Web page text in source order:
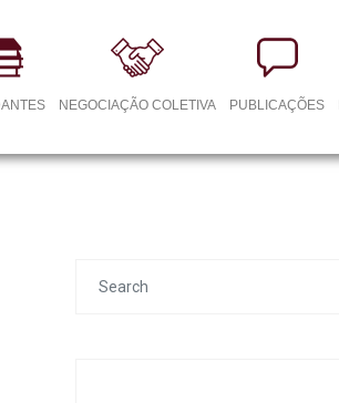
NEGOCIAÇÃO COLETIVA PUBLICAÇÕES